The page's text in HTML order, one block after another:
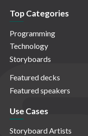
Top Categories
Programming
Technology
Storyboards
Featured decks
Featured speakers
Use Cases
Storyboard Artists